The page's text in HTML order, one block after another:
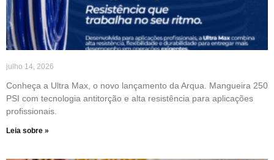
julho 14, 2026
Conheça a Ultra Max, o novo lançamento da Arqua. Mangueira 250
PSI com tecnologia antitorção e alta resistência para aplicações
profissionais.
Leia sobre »